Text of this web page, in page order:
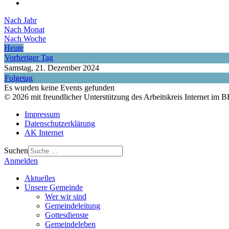
Nach Jahr
Nach Monat
Nach Woche
Heute
Vorheriger Tag
Samstag, 21. Dezember 2024
Folgetag
Es wurden keine Events gefunden
© 2026 mit freundlicher Unterstützung des Arbeitskreis Internet im
Impressum
Datenschutzerklärung
AK Internet
Suchen
Anmelden
Aktuelles
Unsere Gemeinde
Wer wir sind
Gemeindeleitung
Gottesdienste
Gemeindeleben